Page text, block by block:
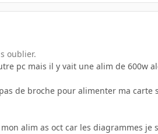
oublier.
pc mais il y vait une alim de 600w
de broche pour alimenter ma
alim as oct car les diagrammes je